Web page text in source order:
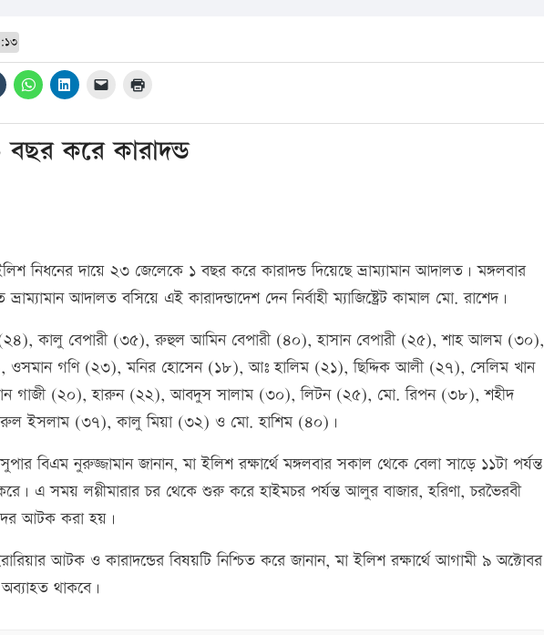
করে কারাদন্ড
নিধনের দায়ে ২৩ জেলেকে ১ বছর করে কারাদন্ড দিয়েছে ভ্রাম্যামান আদালত। মঙ্গলবার
আদালত বসিয়ে এই কারাদন্ডাদেশ দেন নির্বাহী ম্যাজিষ্ট্রেট কামাল মো. রাশেদ।
(২৪), কালু বেপারী (৩৫), রুহুল আমিন বেপারী (৪০), হাসান বেপারী (২৫), শাহ আলম (৩০),
গণি (২৩), মনির হোসেন (১৮), আঃ হালিম (২১), ছিদ্দিক আলী (২৭), সেলিম খান
গাজী (২০), হারুন (২২), আবদুস সালাম (৩০), লিটন (২৫), মো. রিপন (৩৮), শহীদ
ইসলাম (৩৭), কালু মিয়া (৩২) ও মো. হাশিম (৪০)।
বিএম নুরুজ্জামান জানান, মা ইলিশ রক্ষার্থে মঙ্গলবার সকাল থেকে বেলা সাড়ে ১১টা পর্যন্ত
এ সময় লগ্গীমারার চর থেকে শুরু করে হাইমচর পর্যন্ত আলুর বাজার, হরিণা, চরভৈরবী
আটক করা হয়।
আটক ও কারাদন্ডের বিষয়টি নিশ্চিত করে জানান, মা ইলিশ রক্ষার্থে আগামী ৯ অক্টোবর
থাকবে।